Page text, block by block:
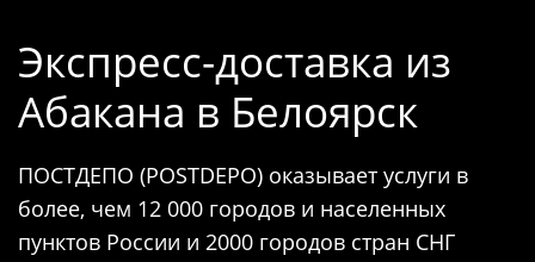
Экспресс-доставка из
Абакана в Белоярск
ПОСТДЕПО (POSTDEPO) оказывает услуги в
более, чем 12 000 городов и населенных
пунктов России и 2000 городов стран СНГ